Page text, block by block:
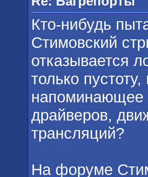
Кто-нибудь
Стимовский
отказывается
только
напоминающее
драйверов,
трансляций?
На форуме